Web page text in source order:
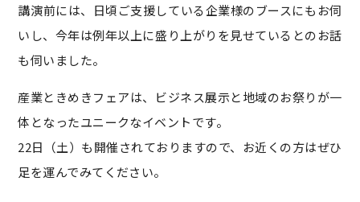
講演前には、日頃ご支援している企業様のブースにもお伺
いし、今年は例年以上に盛り上がりを見せているとのお話
も伺いました。
産業ときめきフェアは、ビジネス展示と地域のお祭りが一
体となったユニークなイベントです。
22日（土）も開催されておりますので、お近くの方はぜひ
足を運んでみてください。